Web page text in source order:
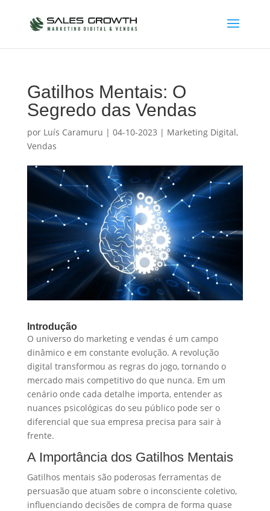
Gatilhos Mentais: O
Segredo das Vendas
por Luís Caramuru | 04-10-2023 | Marketing Digital,
Vendas
Introdução
O universo do marketing e vendas é um campo
dinâmico e em constante evolução. A revolução
digital transformou as regras do jogo, tornando o
mercado mais competitivo do que nunca. Em um
cenário onde cada detalhe importa, entender as
nuances psicológicas do seu público pode ser o
diferencial que sua empresa precisa para sair à
frente.
A Importância dos Gatilhos Mentais
Gatilhos mentais são poderosas ferramentas de
persuasão que atuam sobre o inconsciente coletivo,
influenciando decisões de compra de forma quase